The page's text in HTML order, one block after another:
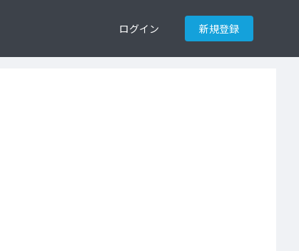
ログイン 新規登録